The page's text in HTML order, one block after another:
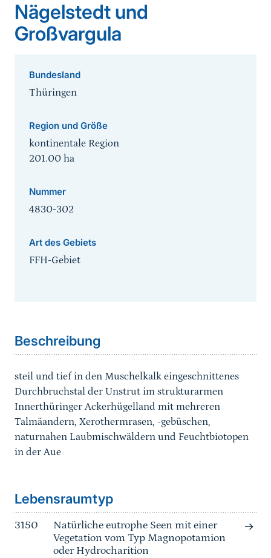
Nägelstedt und
Großvargula
Bundesland
Thüringen
Region und Größe
kontinentale Region
201.00 ha
Nummer
4830-302
Art des Gebiets
FFH-Gebiet
Beschreibung
steil und tief in den Muschelkalk eingeschnittenes
Durchbruchstal der Unstrut im strukturarmen
Innerthüringer Ackerhügelland mit mehreren
Talmäandern, Xerothermrasen, -gebüschen,
naturnahen Laubmischwäldern und Feuchtbiotopen
in der Aue
Lebensraumtyp
3150
Natürliche eutrophe Seen mit einer
Vegetation vom Typ Magnopotamion
oder Hydrocharition